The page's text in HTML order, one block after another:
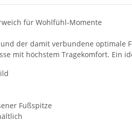
für Wohlfühl-Momente
der damit verbundene
mit höchstem Tragekomfort. Ein
Fußspitze